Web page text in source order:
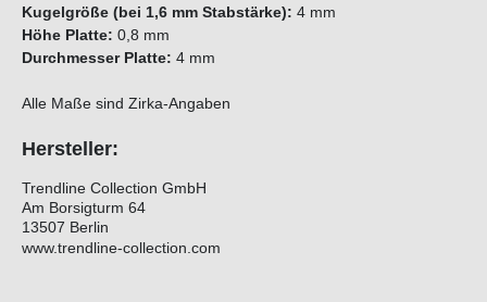
Kugelgröße (bei 1,6 mm Stabstärke): 4 mm
Höhe Platte: 0,8 mm
Durchmesser Platte: 4 mm
Alle Maße sind Zirka-Angaben
Hersteller:
Trendline Collection GmbH
Am Borsigturm 64
13507 Berlin
www.trendline-collection.com